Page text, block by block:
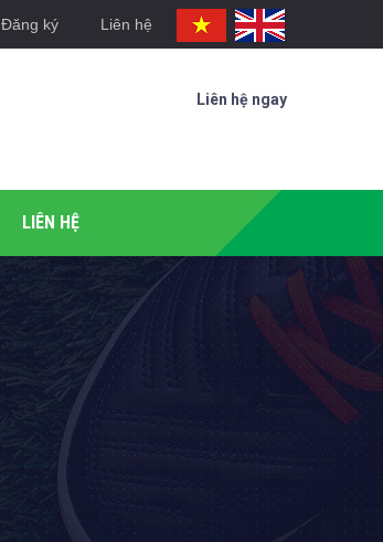
Đăng ký Liên hệ
Liên hệ ngay
LIÊN HỆ